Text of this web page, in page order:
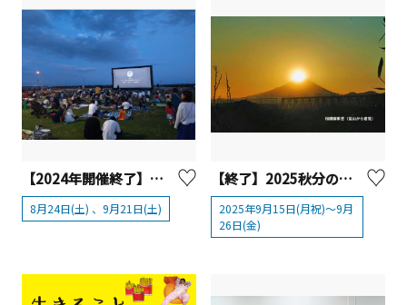
【2024年開催終了】大磯海辺の映画館
8月24日(土) 、9月21日(土)
【終了】2025秋分の「さむかわダイヤモンド富士」週間
2025年9月15日(月祝)～9月
26日(金)